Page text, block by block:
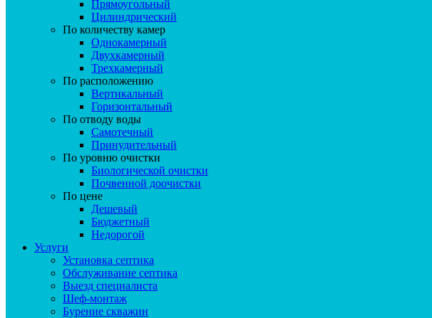
Прямоугольный
Цилиндрический
По количеству камер
Однокамерный
Двухкамерный
Трехкамерный
По расположению
Вертикальный
Горизонтальный
По отводу воды
Самотечный
Принудительный
По уровню очистки
Биологической очистки
Почвенной доочистки
По цене
Дешевый
Бюджетный
Недорогой
Услуги
Установка септика
Обслуживание септика
Выезд специалиста
Шеф-монтаж
Бурение скважин